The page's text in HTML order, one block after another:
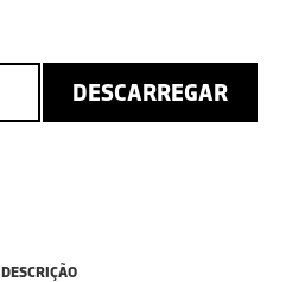
DESCARREGAR
DESCRIÇÃO